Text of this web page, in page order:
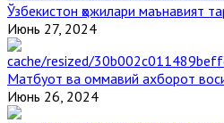
Ўзбекистон ҳожилари маънавият
Июнь 27, 2024
Матбуот ва оммавий ахборот
Июнь 26, 2024